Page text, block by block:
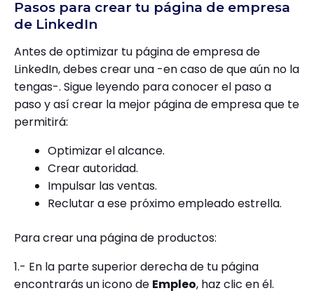
Pasos para crear tu página de empresa
de LinkedIn
Antes de optimizar tu página de empresa de
LinkedIn, debes crear una -en caso de que aún no la
tengas-. Sigue leyendo para conocer el paso a
paso y así crear la mejor página de empresa que te
permitirá:
Optimizar el alcance.
Crear autoridad.
Impulsar las ventas.
Reclutar a ese próximo empleado estrella.
Para crear una página de productos:
1.- En la parte superior derecha de tu página
encontrarás un icono de Empleo, haz clic en él.